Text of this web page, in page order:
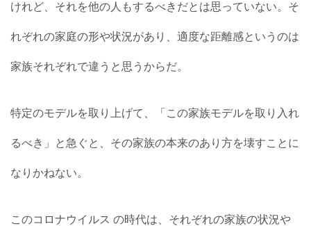
けれど、それを他の人もするべきだとは思っていない。そ
れぞれの家庭の形や状況があり、適度な距離感というのは
家族それぞれで違うと思うからだ。
特定のモデルを取り上げて、「この家族モデルを取り入れ
るべき」と急ぐと、その家族の本来のあり方を壊すことに
なりかねない。
このコロナウイルス の時代は、それぞれの家族の状況や